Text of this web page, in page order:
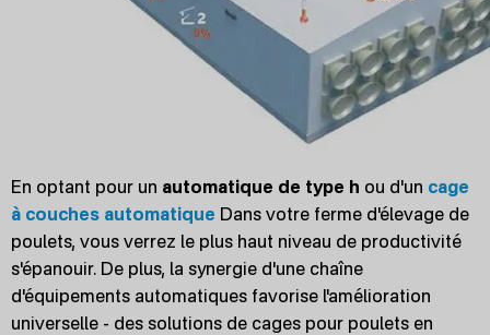
En optant pour un automatique de type h ou d'un cage
à couches automatique Dans votre ferme d'élevage de
poulets, vous verrez le plus haut niveau de productivité
s'épanouir. De plus, la synergie d'une chaîne
d'équipements automatiques favorise l'amélioration
universelle - des solutions de cages pour poulets en